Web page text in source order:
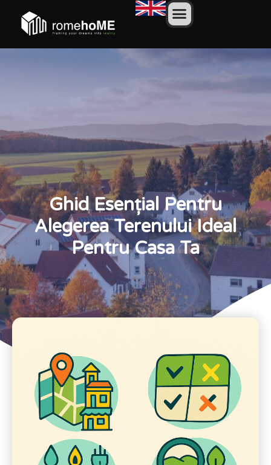
Ghid Esențial Pentru
Alegerea Terenului Ideal
Pentru Casa Ta